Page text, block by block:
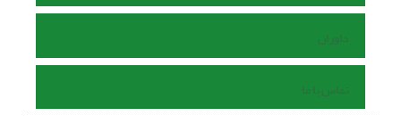
داوران
تماس با ما